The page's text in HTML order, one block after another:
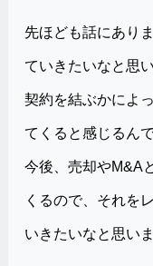
先ほども話にあり
ていきたいなと思
契約を結ぶかによ
てくると感じるんで
今後、売却やM&A
くるので、それを
いきたいなと思いま